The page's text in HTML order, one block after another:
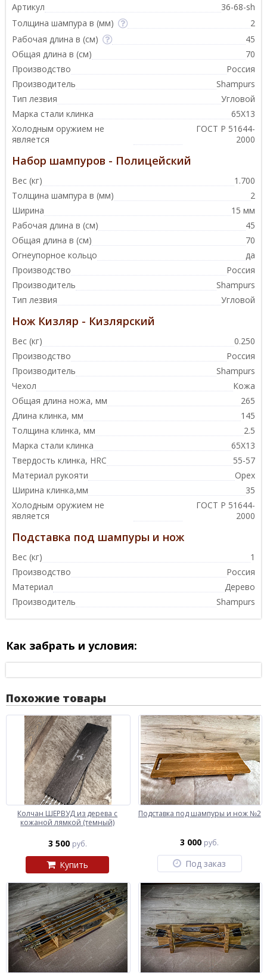
Артикул
36-68-sh
Толщина шампура в (мм)
2
Рабочая длина в (см)
45
Общая длина в (см)
70
Производство
Россия
Производитель
Shampurs
Тип лезвия
Угловой
Марка стали клинка
65Х13
Холодным оружием не
является
ГОСТ Р 51644-
2000
Набор шампуров - Полицейский
Вес (кг)
1.700
Толщина шампура в (мм)
2
Ширина
15 мм
Рабочая длина в (см)
45
Общая длина в (см)
70
Огнеупорное кольцо
да
Производство
Россия
Производитель
Shampurs
Тип лезвия
Угловой
Нож Кизляр - Кизлярский
Вес (кг)
0.250
Производство
Россия
Производитель
Shampurs
Чехол
Кожа
Общая длина ножа, мм
265
Длина клинка, мм
145
Толщина клинка, мм
2.5
Марка стали клинка
65Х13
Твердость клинка, HRC
55-57
Материал рукояти
Орех
Ширина клинка,мм
35
Холодным оружием не
является
ГОСТ Р 51644-
2000
Подставка под шампуры и нож
Вес (кг)
1
Производство
Россия
Материал
Дерево
Производитель
Shampurs
Как забрать и условия:
Похожие товары
Колчан ШЕРВУД из дерева с
кожаной лямкой (темный)
3 500 руб.
Купить
Подставка под шампуры и нож №2
3 000 руб.
Под заказ